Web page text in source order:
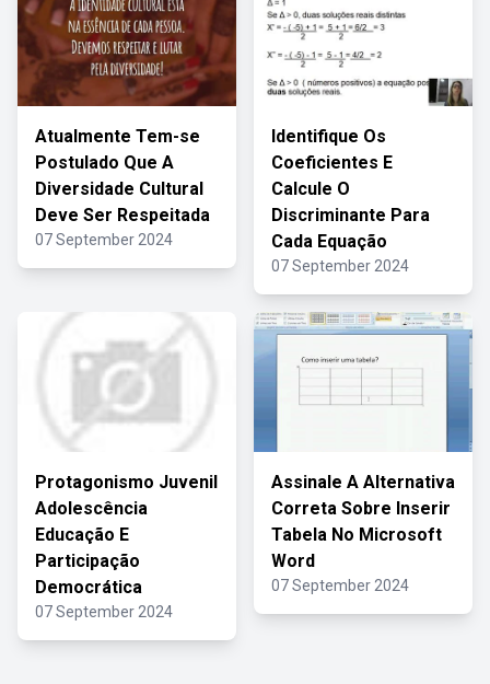
Atualmente Tem-se
Postulado Que A
Diversidade Cultural
Deve Ser Respeitada
07 September 2024
Identifique Os
Coeficientes E
Calcule O
Discriminante Para
Cada Equação
07 September 2024
Protagonismo Juvenil
Adolescência
Educação E
Participação
Democrática
07 September 2024
Assinale A Alternativa
Correta Sobre Inserir
Tabela No Microsoft
Word
07 September 2024